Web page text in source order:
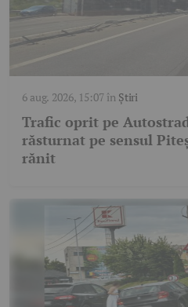
6 aug. 2026, 15:07în Știri
Trafic oprit pe
răsturnat pe sensul
rănit